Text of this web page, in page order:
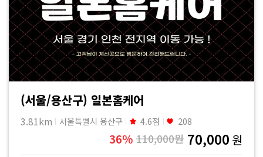
(서울/용산구) 일본홈케어
3.81km 서울특별시 용산구 4.6점 208
36% 110,000원 70,000 원